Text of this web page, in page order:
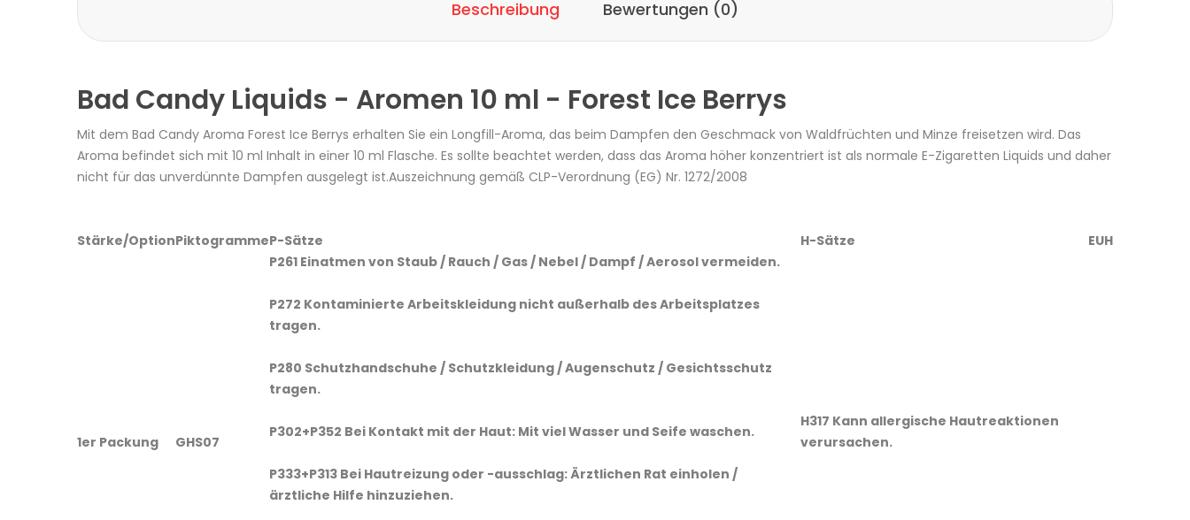
Beschreibung Bewertungen (0)
Bad Candy Liquids - Aromen 10 ml - Forest Ice Berrys
Mit dem Bad Candy Aroma Forest Ice Berrys erhalten Sie ein Longfill-Aroma, das beim Dampfen den Geschmack von Waldfrüchten und Minze freisetzen wird. Das
Aroma befindet sich mit 10 ml Inhalt in einer 10 ml Flasche. Es sollte beachtet werden, dass das Aroma höher konzentriert ist als normale E-Zigaretten Liquids und daher
nicht für das unverdünnte Dampfen ausgelegt ist.Auszeichnung gemäß CLP-Verordnung (EG) Nr. 1272/2008
Stärke/OptionPiktogrammeP-Sätze H-Sätze EUH
1er Packung GHS07
P261 Einatmen von Staub / Rauch / Gas / Nebel / Dampf / Aerosol vermeiden.
P272 Kontaminierte Arbeitskleidung nicht außerhalb des Arbeitsplatzes
tragen.
P280 Schutzhandschuhe / Schutzkleidung / Augenschutz / Gesichtsschutz
tragen.
P302+P352 Bei Kontakt mit der Haut: Mit viel Wasser und Seife waschen.
P333+P313 Bei Hautreizung oder -ausschlag: Ärztlichen Rat einholen /
ärztliche Hilfe hinzuziehen.
H317 Kann allergische Hautreaktionen
verursachen.